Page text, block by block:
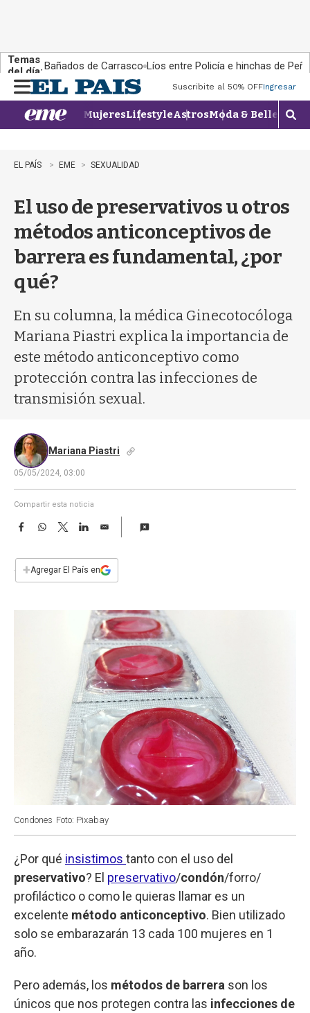
Temas
del día:Bañados de Carrasco Líos entre Policía e hinchas de
Suscribite al 50% OFFIngresar
MujeresLifestyleAstrosModa & BellezaM
o
a
EL PAÍS EME SEXUALIDAD
El uso de preservativos u otros
métodos anticonceptivos de
barrera es fundamental, ¿por
qué?
En su columna, la médica Ginecotocóloga
Mariana Piastri explica la importancia de
este método anticonceptivo como
protección contra las infecciones de
transmisión sexual.
Mariana Piastri
05/05/2024, 03:00
Compartir esta noticia
F
e
b
W
s
T
w
t
L
n
E
i
l
+Agregar El País en
Condones Foto: Pixabay
¿Por qué insistimos tanto con el uso del
preservativo? El preservativo/condón/forro/
profiláctico o como le quieras llamar es un
excelente método anticonceptivo. Bien utilizado
solo se embarazarán 13 cada 100 mujeres en 1
año.
Pero además, los métodos de barrera son los
únicos que nos protegen contra las infecciones de